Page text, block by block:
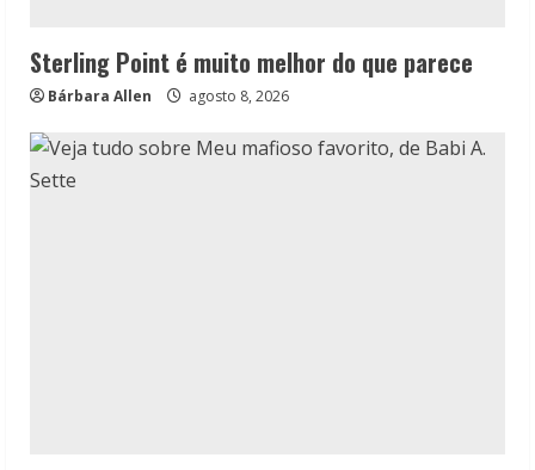
Sterling Point é muito melhor do que parece
Bárbara Allen agosto 8, 2026